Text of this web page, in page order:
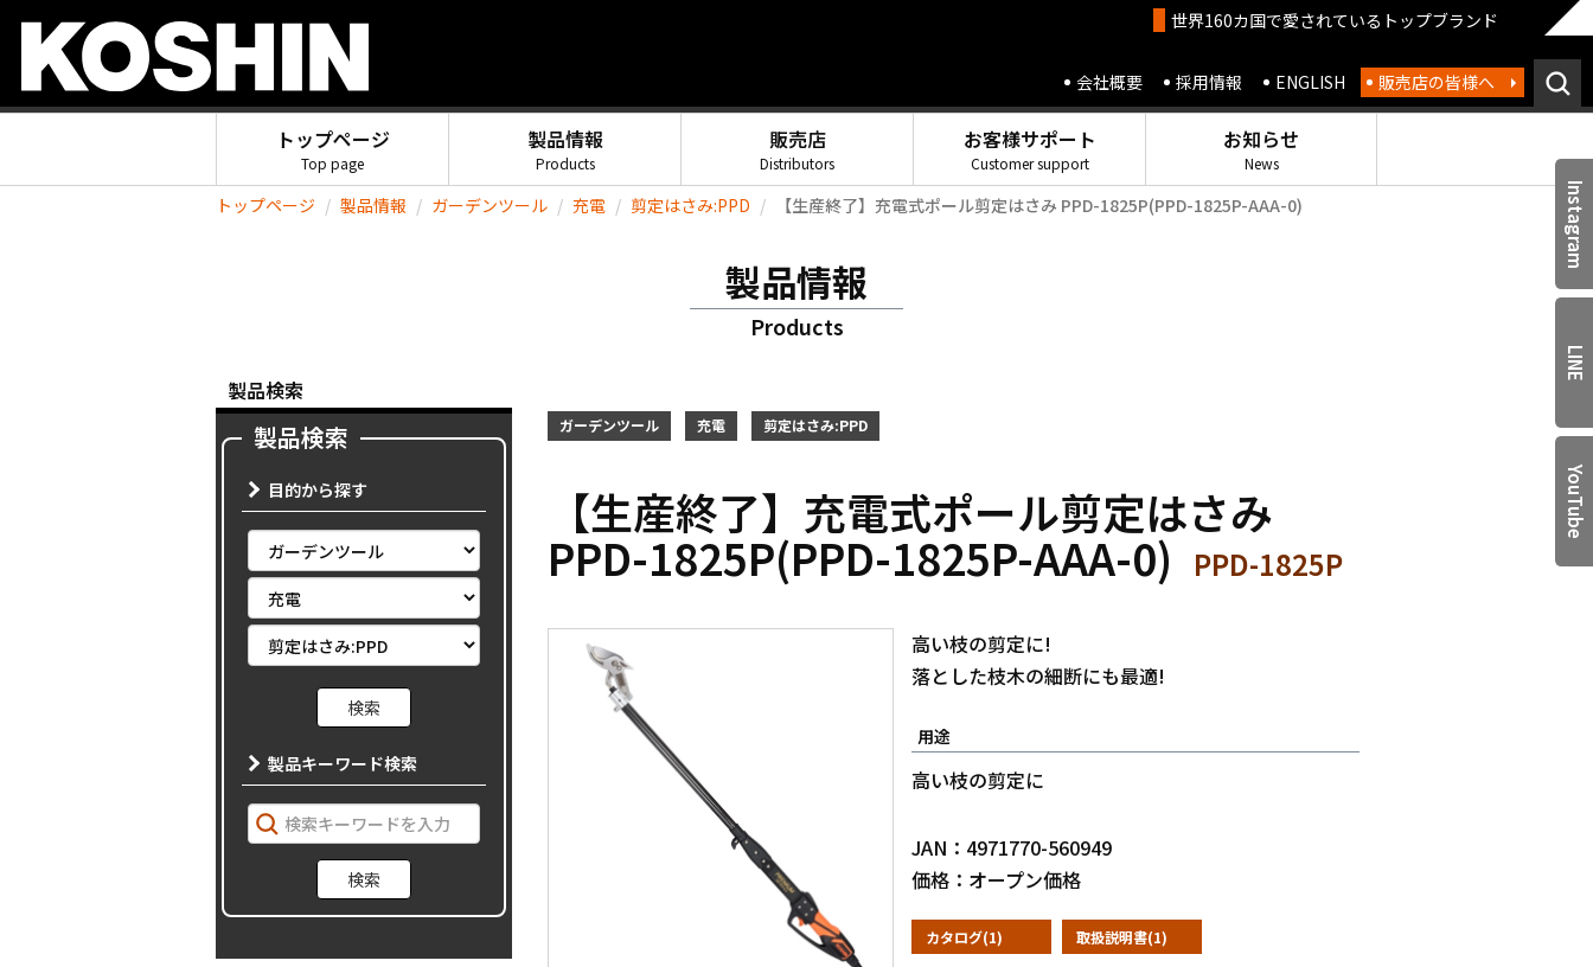
世界160カ国で愛されているトップブランド
会社概要 採用情報 ENGLISH 販売店の皆様へ
トップページ
Top page
製品情報
Products
販売店
Distributors
お客様サポート
Customer support
お知らせ
News
トップページ 製品情報 ガーデンツール 充電 剪定はさみ:PPD 【生産終了】充電式ポール剪定はさみ PPD-1825P(PPD-1825P-AAA-0)
製品情報
Products
ガーデンツール 充電 剪定はさみ:PPD
【生産終了】充電式ポール剪定はさみ
PPD-1825P(PPD-1825P-AAA-0) PPD-1825P
高い枝の剪定に!
落とした枝木の細断にも最適!
用途
高い枝の剪定に
JAN：4971770-560949
価格：オープン価格
カタログ(1) 取扱説明書(1)
製品検索
製品検索
目的から探す
製品キーワード検索
Instagram
LINE
YouTube